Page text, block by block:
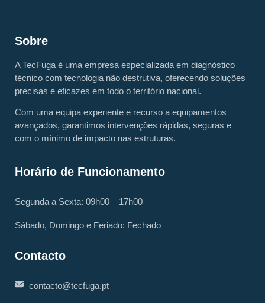
Sobre
A TecFuga é uma empresa especializada em diagnóstico
técnico com tecnologia não destrutiva, oferecendo soluções
precisas e eficazes em todo o território nacional.
Com uma equipa experiente e recurso a equipamentos
avançados, garantimos intervenções rápidas, seguras e
com o mínimo de impacto nas estruturas.
Horário de Funcionamento
Segunda a Sexta: 09h00 – 17h00
Sábado, Domingo e Feriado: Fechado
Contacto
contacto@tecfuga.pt